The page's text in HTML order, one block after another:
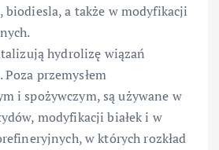
biodiesla, a także w modyfikacji
hydrolizę wiązań
przemysłem
i spożywczym, są używane w
modyfikacji białek i w
w których rozkład